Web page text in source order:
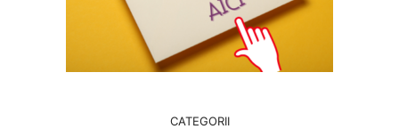
CATEGORII